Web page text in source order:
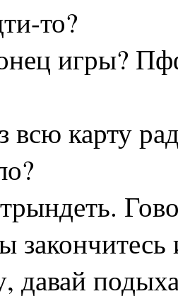
то?
игры?
всю карту
давай